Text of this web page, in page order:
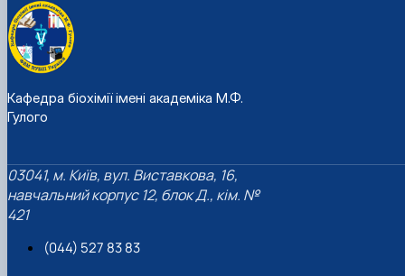
Кафедра біохімії імені академіка М.Ф.
Гулого
03041, м. Київ, вул. Виставкова, 16,
навчальний корпус 12, блок Д., кім. №
421
(044) 527 83 83